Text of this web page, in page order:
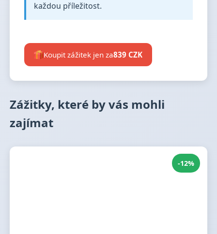
každou příležitost.
Koupit zážitek jen za839 CZK
Zážitky, které by vás mohli
zajímat
-12%